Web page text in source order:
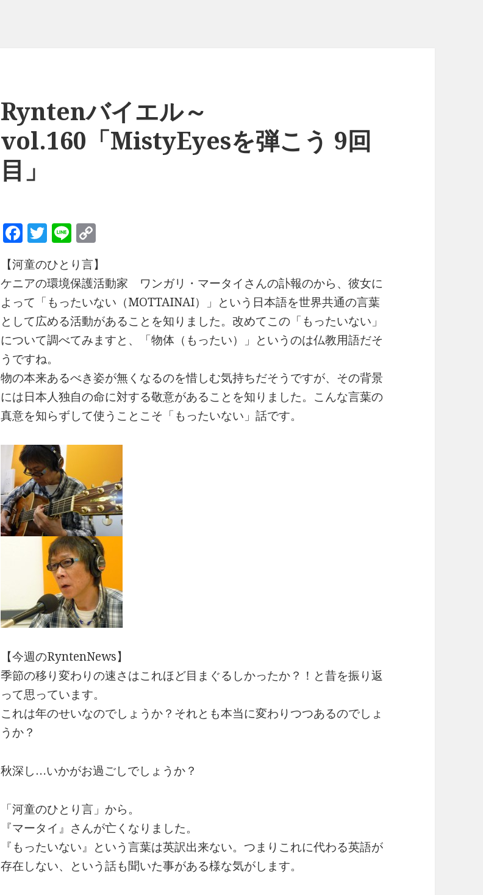
Ryntenバイエル～
vol.160「MistyEyesを弾こう 9回
目」
F
a
c
e
b
o
o
k
T
it
te
r
Li
e
o
p
y
Li
n
k
【河童のひとり言】
ケニアの環境保護活動家 ワンガリ・マータイさんの訃報のから、彼女に
よって「もったいない（MOTTAINAI）」という日本語を世界共通の言葉
として広める活動があることを知りました。改めてこの「もったいない」
について調べてみますと、「物体（もったい）」というのは仏教用語だそ
うですね。
物の本来あるべき姿が無くなるのを惜しむ気持ちだそうですが、その背景
には日本人独自の命に対する敬意があることを知りました。こんな言葉の
真意を知らずして使うことこそ「もったいない」話です。
【今週のRyntenNews】
季節の移り変わりの速さはこれほど目まぐるしかったか？！と昔を振り返
って思っています。
これは年のせいなのでしょうか？それとも本当に変わりつつあるのでしょ
うか？
秋深し…いかがお過ごしでしょうか？
「河童のひとり言」から。
『マータイ』さんが亡くなりました。
『もったいない』という言葉は英訳出来ない。つまりこれに代わる英語が
存在しない、という話も聞いた事がある様な気がします。